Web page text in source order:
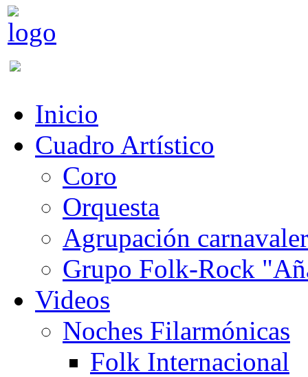
Inicio
Cuadro Artístico
Coro
Orquesta
Agrupación
Grupo Folk-Rock
Videos
Noches Filarmónicas
Folk Internacional